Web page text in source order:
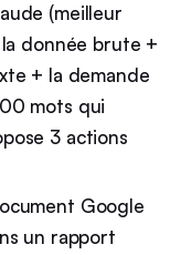
(meilleur
donnée brute +
+ la demande
mots qui
3 actions
Google
un rapport